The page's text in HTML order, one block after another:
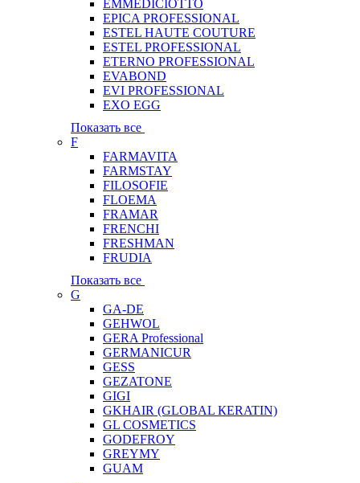
EMMEDICIOTTO
EPICA PROFESSIONAL
ESTEL HAUTE COUTURE
ESTEL PROFESSIONAL
ETERNO PROFESSIONAL
EVABOND
EVI PROFESSIONAL
EXO EGG
Показать все
F
FARMAVITA
FARMSTAY
FILOSOFIE
FLOEMA
FRAMAR
FRENCHI
FRESHMAN
FRUDIA
Показать все
G
GA-DE
GEHWOL
GERA Professional
GERMANICUR
GESS
GEZATONE
GIGI
GKHAIR (GLOBAL КЕRATIN)
GL COSMETICS
GODEFROY
GREYMY
GUAM